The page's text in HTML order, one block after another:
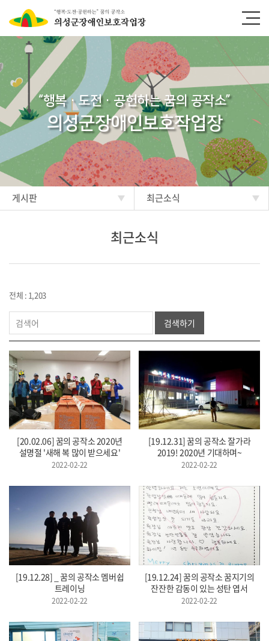
“행복·도전·공헌하는 꿈의 공작소”
의성군장애인보호작업장
게시판 최근소식
최근소식
전체 : 1,203
검색하기
[20.02.06] 꿈의 공작소 2020년
설명절 '새해 복 많이 받으세요'
2022-02-22
[19.12.31] 꿈의 공작소 잘가라
2019! 2020년 기대하며~
2022-02-22
[19.12.28] _ 꿈의 공작소 멤버쉽
트레이닝
2022-02-22
[19.12.24] 꿈의 공작소 꿈지기의
잔잔한 감동이 있는 성탄 엽서
2022-02-22